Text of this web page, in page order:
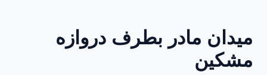
میدان مادر بطرف دروازه
مشکین